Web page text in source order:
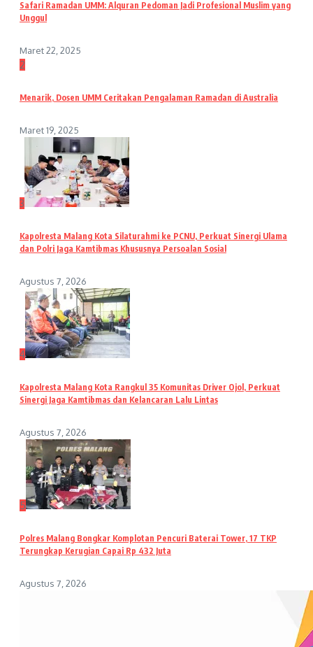
Safari Ramadan UMM: Alquran Pedoman Jadi Profesional Muslim yang
Unggul
Maret 22, 2025
2
Menarik, Dosen UMM Ceritakan Pengalaman Ramadan di Australia
Maret 19, 2025
3
Kapolresta Malang Kota Silaturahmi ke PCNU, Perkuat Sinergi Ulama
dan Polri Jaga Kamtibmas Khususnya Persoalan Sosial
Agustus 7, 2026
4
Kapolresta Malang Kota Rangkul 35 Komunitas Driver Ojol, Perkuat
Sinergi Jaga Kamtibmas dan Kelancaran Lalu Lintas
Agustus 7, 2026
5
Polres Malang Bongkar Komplotan Pencuri Baterai Tower, 17 TKP
Terungkap Kerugian Capai Rp 432 Juta
Agustus 7, 2026